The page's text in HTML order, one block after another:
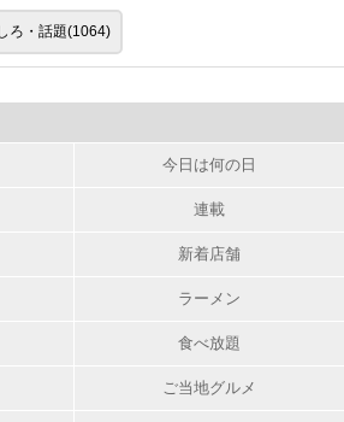
ろ・話題(1064)
今日は何の日
連載
新着店舗
ラーメン
食べ放題
ご当地グルメ